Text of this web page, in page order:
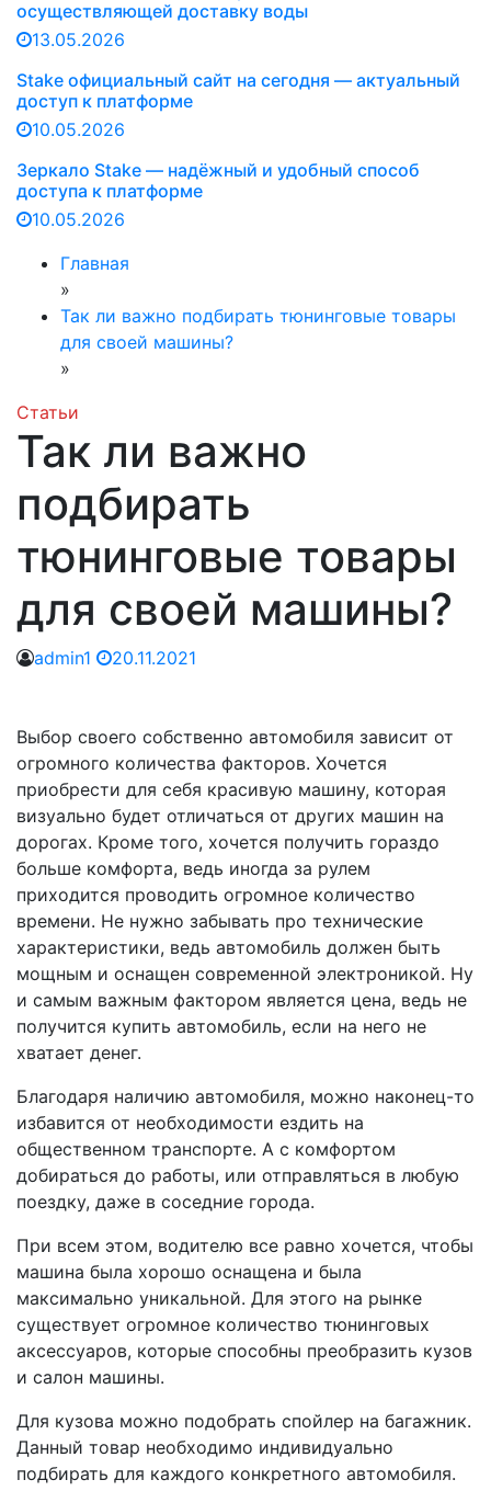
осуществляющей доставку воды
13.05.2026
Stake официальный сайт на сегодня — актуальный
доступ к платформе
10.05.2026
Зеркало Stake — надёжный и удобный способ
доступа к платформе
10.05.2026
Главная
»
Так ли важно подбирать тюнинговые товары
для своей машины?
»
Статьи
Так ли важно
подбирать
тюнинговые товары
для своей машины?
admin1 20.11.2021
Выбор своего собственно автомобиля зависит от
огромного количества факторов. Хочется
приобрести для себя красивую машину, которая
визуально будет отличаться от других машин на
дорогах. Кроме того, хочется получить гораздо
больше комфорта, ведь иногда за рулем
приходится проводить огромное количество
времени. Не нужно забывать про технические
характеристики, ведь автомобиль должен быть
мощным и оснащен современной электроникой. Ну
и самым важным фактором является цена, ведь не
получится купить автомобиль, если на него не
хватает денег.
Благодаря наличию автомобиля, можно наконец-то
избавится от необходимости ездить на
общественном транспорте. А с комфортом
добираться до работы, или отправляться в любую
поездку, даже в соседние города.
При всем этом, водителю все равно хочется, чтобы
машина была хорошо оснащена и была
максимально уникальной. Для этого на рынке
существует огромное количество тюнинговых
аксессуаров, которые способны преобразить кузов
и салон машины.
Для кузова можно подобрать спойлер на багажник.
Данный товар необходимо индивидуально
подбирать для каждого конкретного автомобиля.